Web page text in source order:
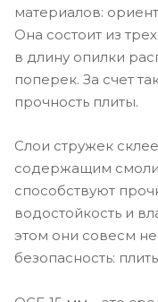
материалов:
Она состоит из
в длину опилки
поперек. За счет
прочность плиты.
Слои стружек
содержащим
способствуют
водостойкость и
этом они совесм
безопасность: